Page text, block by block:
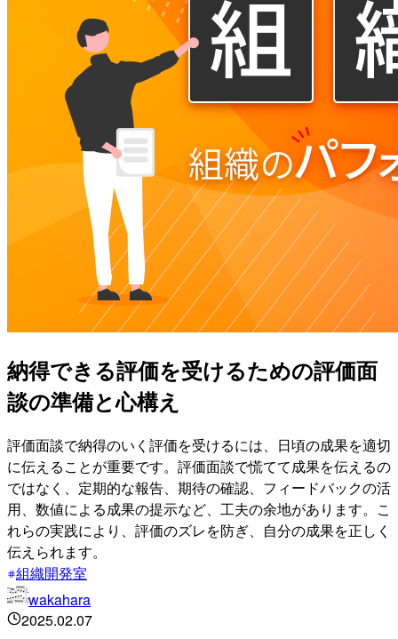
納得できる評価を受けるための評価面
談の準備と心構え
評価面談で納得のいく評価を受けるには、日頃の成果を適切
に伝えることが重要です。評価面談で慌てて成果を伝えるの
ではなく、定期的な報告、期待の確認、フィードバックの活
用、数値による成果の提示など、工夫の余地があります。こ
れらの実践により、評価のズレを防ぎ、自分の成果を正しく
伝えられます。
組織開発室
wakahara
2025.02.07